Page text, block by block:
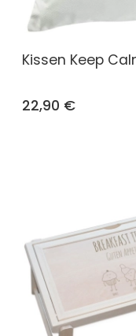
Kissen Keep
22,90 €